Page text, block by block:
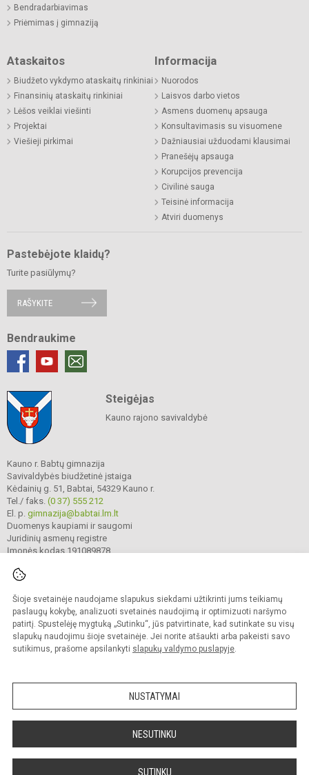
Šioje svetainėje naudojame slapukus siekdami užtikrinti jums teikiamų
paslaugų kokybę, analizuoti svetainės naudojimą ir optimizuoti naršymo
patirtį. Spustelėję mygtuką „Sutinku“, jūs patvirtinate, kad sutinkate su visų
slapukų naudojimu šioje svetainėje. Jei norite atšaukti arba pakeisti savo
sutikimus, prašome apsilankyti slapukų valdymo puslapyje.
NUSTATYMAI
NESUTINKU
SUTINKU
Bendradarbiavimas
Priėmimas į gimnaziją
Ataskaitos
Biudžeto vykdymo ataskaitų rinkiniai
Finansinių ataskaitų rinkiniai
Lėšos veiklai viešinti
Projektai
Viešieji pirkimai
Informacija
Nuorodos
Laisvos darbo vietos
Asmens duomenų apsauga
Konsultavimasis su visuomene
Dažniausiai užduodami klausimai
Pranešėjų apsauga
Korupcijos prevencija
Civilinė sauga
Teisinė informacija
Atviri duomenys
Pastebėjote klaidų?
Turite pasiūlymų?
RAŠYKITE
Bendraukime
Steigėjas
Kauno rajono savivaldybė
Kauno r. Babtų gimnazija
Savivaldybės biudžetinė įstaiga
Kėdainių g. 51, Babtai, 54329 Kauno r.
Tel./ faks. (0 37) 555 212
El. p. gimnazija@babtai.lm.lt
Duomenys kaupiami ir saugomi
Juridinių asmenų registre
Įmonės kodas 191089878
© 2025. Kauno r. Babtų gimnazija. Visos teisės saugomos.
Kopijuoti turinį be raštiško gimnazijos sutikimo griežtai draudžiama.
Prieinamumo paraiška Slapukų politika
Sumanus būdas atnaujinti